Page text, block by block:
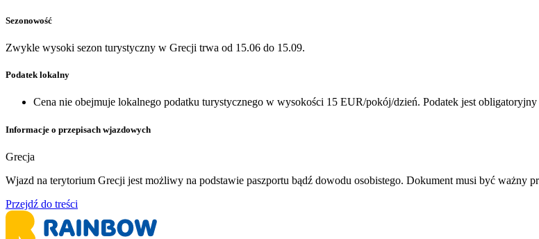
Sezonowość
Zwykle wysoki sezon turystyczny w Grecji trwa od 15.06 do 15.09.
Podatek lokalny
Cena nie obejmuje lokalnego podatku turystycznego w wysokości 15 EUR/pokój/dzień. Podatek jest
Informacje o przepisach wjazdowych
Grecja
Wjazd na terytorium Grecji jest możliwy na podstawie paszportu bądź dowodu osobistego. Dokument musi być ważny
Przejdź do treści